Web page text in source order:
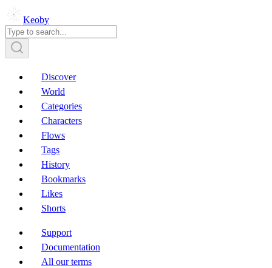
Keoby
Discover
World
Categories
Characters
Flows
Tags
History
Bookmarks
Likes
Shorts
Support
Documentation
All our terms